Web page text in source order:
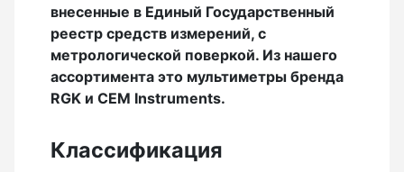
внесенные в Единый Государственный
реестр средств измерений, с
метрологической поверкой. Из нашего
ассортимента это мультиметры бренда
RGK и CEM Instruments.
Классификация
Приборы контроля и диагностики
Анализаторы холодильных систем
Анемометры, Манометры, Тахометры
Показать еще